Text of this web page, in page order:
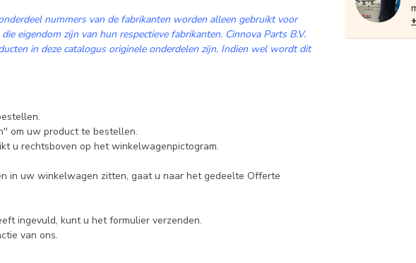
nummers van de fabrikanten worden alleen gebruikt voor
eigendom zijn van hun respectieve fabrikanten. Cinnova Parts B.V.
in deze catalogus originele onderdelen zijn. Indien wel wordt dit
om uw product te bestellen.
u rechtsboven op het winkelwagenpictogram.
in uw winkelwagen zitten, gaat u naar het gedeelte Offerte
ingevuld, kunt u het formulier verzenden.
van ons.